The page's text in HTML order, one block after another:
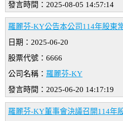
發言時間：2025-08-05 14:57:14
羅麗芬-KY公告本公司114年股東
日期：2025-06-20
股票代號：6666
公司名稱： 羅麗芬-KY
發言時間：2025-06-20 14:17:19
羅麗芬-KY董事會決議召開114年